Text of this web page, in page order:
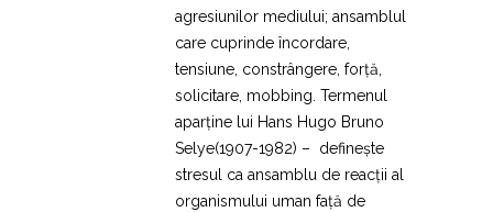
agresiunilor mediului; ansamblul
care cuprinde încordare,
tensiune, constrângere, forță,
solicitare, mobbing. Termenul
aparține lui Hans Hugo Bruno
Selye(1907-1982) – definește
stresul ca ansamblu de reacții al
organismului uman față de